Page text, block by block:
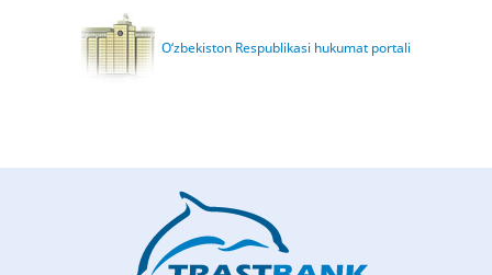
O‘zbekiston Respublikasi hukumat portali